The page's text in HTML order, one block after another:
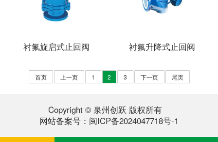
衬氟旋启式止回阀 衬氟升降式止回阀
首页 上一页 1 2 3 下一页 尾页
Copyright © 泉州创跃 版权所有
网站备案号： 闽ICP备2024047718号-1